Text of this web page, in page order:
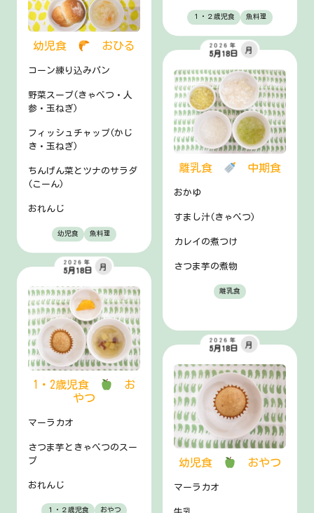
１・２歳児食 魚料理
幼児食 おひる
コーン練り込みパン
野菜スープ(きゃべつ・人
参・玉ねぎ)
フィッシュチャップ(かじ
き・玉ねぎ)
ちんげん菜とツナのサラダ
(こーん)
おれんじ
幼児食 魚料理
離乳食 中期食
2026年
5月18日
月
おかゆ
すまし汁(きゃべつ)
カレイの煮つけ
さつま芋の煮物
離乳食
1・2歳児食
お
やつ
2026年
5月18日
月
マーラカオ
さつま芋ときゃべつのスー
プ
おれんじ
１・２歳児食 おやつ
幼児食 おやつ
2026年
5月18日
月
マーラカオ